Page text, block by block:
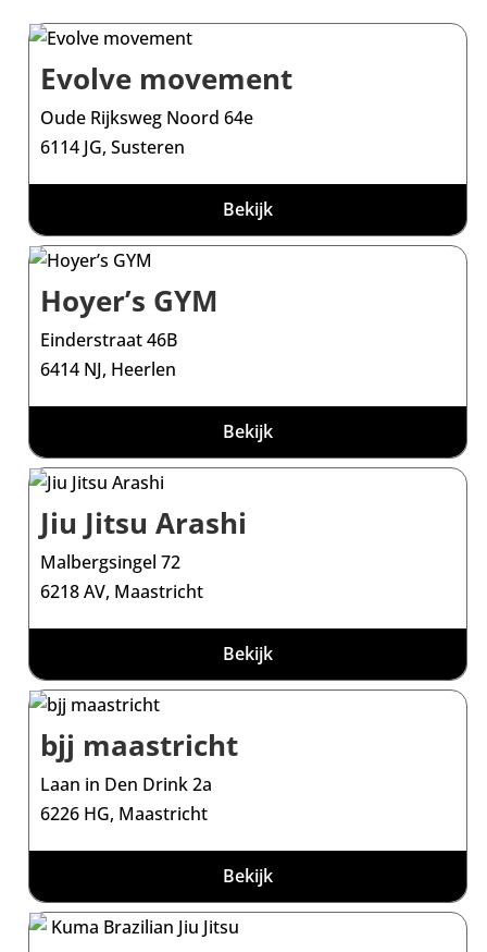
Evolve movement
Oude Rijksweg Noord 64e
6114 JG, Susteren
Bekijk
Hoyer’s GYM
Einderstraat 46B
6414 NJ, Heerlen
Bekijk
Jiu Jitsu Arashi
Malbergsingel 72
6218 AV, Maastricht
Bekijk
bjj maastricht
Laan in Den Drink 2a
6226 HG, Maastricht
Bekijk